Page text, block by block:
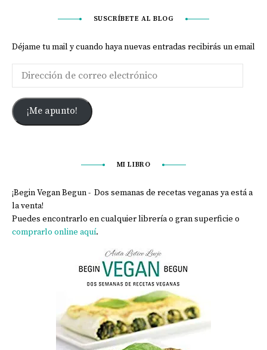
SUSCRÍBETE AL BLOG
Déjame tu mail y cuando haya nuevas entradas recibirás un email
¡Me apunto!
MI LIBRO
¡Begin Vegan Begun - Dos semanas de recetas veganas ya está a
la venta!
Puedes encontrarlo en cualquier librería o gran superficie o
comprarlo online aquí.